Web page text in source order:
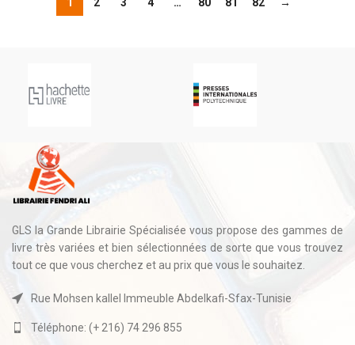
GLS la Grande Librairie Spécialisée vous propose des gammes de
livre très variées et bien sélectionnées de sorte que vous trouvez
tout ce que vous cherchez et au prix que vous le souhaitez.
Rue Mohsen kallel Immeuble Abdelkafi-Sfax-Tunisie
Téléphone: (+ 216) 74 296 855